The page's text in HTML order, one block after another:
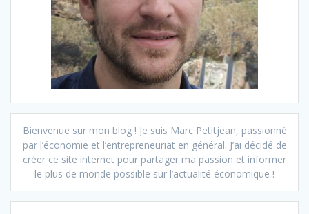
Bienvenue sur mon blog ! Je suis Marc Petitjean, passionné
par l’économie et l’entrepreneuriat en général. J’ai décidé de
créer ce site internet pour partager ma passion et informer
le plus de monde possible sur l’actualité économique !